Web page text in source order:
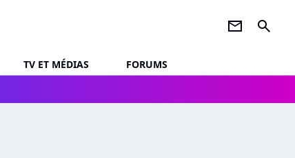
newsletter search
TV ET MÉDIAS
FORUMS